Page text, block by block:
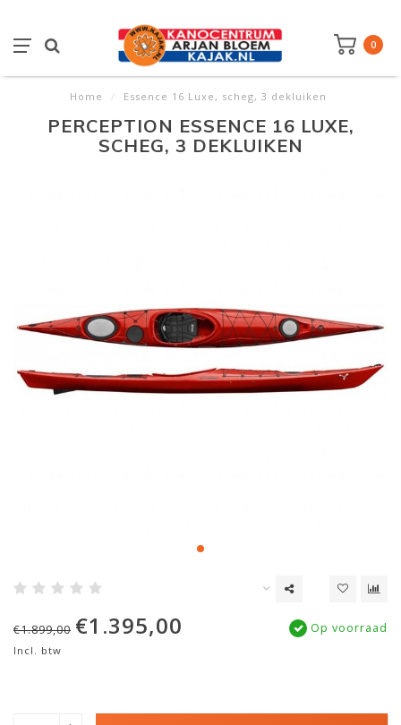
0
Home / Essence 16 Luxe, scheg, 3 dekluiken
PERCEPTION ESSENCE 16 LUXE,
SCHEG, 3 DEKLUIKEN
€1.899,00 €1.395,00
Incl. btw
Op voorraad